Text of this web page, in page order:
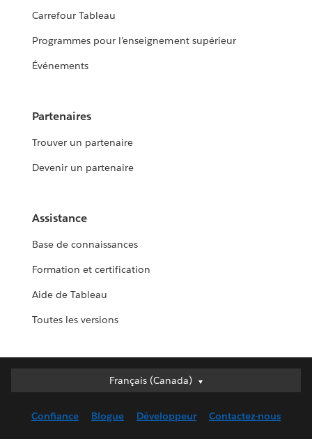
Carrefour Tableau
Programmes pour l’enseignement supérieur
Événements
Partenaires
Trouver un partenaire
Devenir un partenaire
Assistance
Base de connaissances
Formation et certification
Aide de Tableau
Toutes les versions
Français (Canada)
Français (Canada)
English (UK)
Confiance Blogue Développeur Contactez-nous